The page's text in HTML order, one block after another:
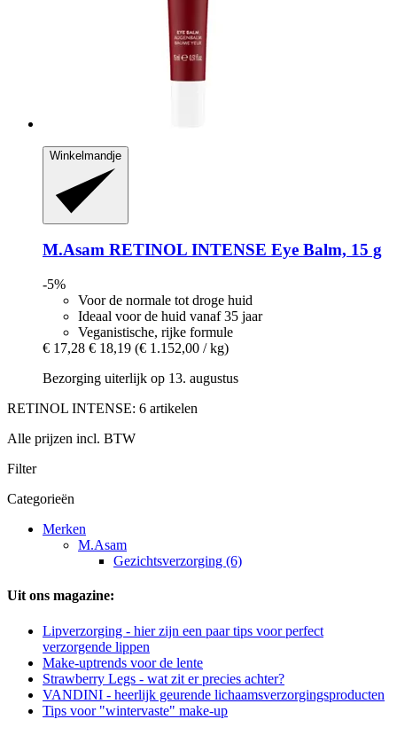
Winkelmandje
M.Asam RETINOL INTENSE Eye Balm, 15 g
-5%
Voor de normale tot droge huid
Ideaal voor de huid vanaf 35 jaar
Veganistische, rijke formule
€ 17,28 € 18,19 (€ 1.152,00 / kg)
Bezorging uiterlijk op 13. augustus
RETINOL INTENSE: 6 artikelen
Alle prijzen incl. BTW
Filter
Categorieën
Merken
M.Asam
Gezichtsverzorging (6)
Uit ons magazine:
Lipverzorging - hier zijn een paar tips voor perfect
verzorgende lippen
Make-uptrends voor de lente
Strawberry Legs - wat zit er precies achter?
VANDINI - heerlijk geurende lichaamsverzorgingsproducten
Tips voor "wintervaste" make-up